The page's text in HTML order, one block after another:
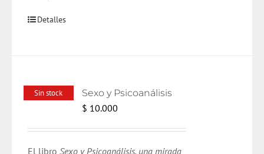
Detalles
Sin stock Sexo y Psicoanálisis
$ 10.000
El libroSexo y Psicoanálisis, una mirada